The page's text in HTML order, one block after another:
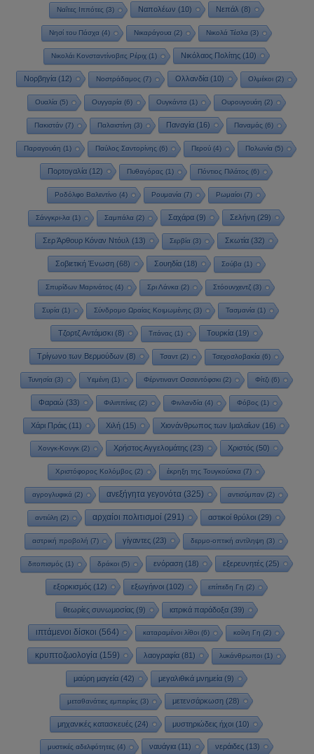
Ναΐτες Ιππότες (3) Ναπολέων (10) Νεπάλ (8)
Νησί του Πάσχα(4) Νικαράγουα(2) Νικολά Τέσλα(3)
Νικολάι Κονσταντίνοβιτς Ρέριχ(1) Νικόλαος Πολίτης(10)
Νορβηγία(12) Νοστράδαμος (7) Ολλανδία(10) Ολμέκοι(2)
Ουαλία(5) Ουγγαρία(6) Ουγκάντα(1) Ουρουγουάη (2)
Πακιστάν(7) Παλαιστίνη (3) Παναγία(16) Παναμάς (6)
Παραγουάη (1) Παύλος Σαντορίνης (6) Περού (4) Πολωνία (5)
Πορτογαλία (12) Πυθαγόρας (1) Πόντιος Πιλάτος (6)
Ροδόλφο Βαλεντίνο (4) Ρουμανία (7) Ρωμαίοι (7)
Σάνγκρι-λα (1) Σαμπάλα (2) Σαχάρα (9) Σελήνη (29)
Σερ Άρθουρ Κόναν Ντόυλ (13) Σερβία(3) Σκωτία(32)
Σοβιετική Ένωση(68) Σουηδία(18) Σούβα(1)
Σπυρίδων Μαρινάτος (4) Σρι Λάνκα (2) Στόουνχεντζ (3)
Συρία(1) Σύνδρομο Ωραίας Κοιμωμένης (3) Τασμανία(1)
Τζορτζ Αντάμσκι(8) Τιτάνας (1) Τουρκία(19)
Τρίγωνο των Βερμούδων (8) Τσαντ(2) Τσεχοσλοβακία(6)
Τυνησία(3) Υεμένη (1) Φέρντιναντ Οσσεντόφσκι(2) Φίτζι(6)
Φαραώ (33) Φιλιππίνες (2) Φινλανδία(4) Φόβος (1)
Χάρι Πράις (11) Χιλή (15) Χιονάνθρωπος των Ιμαλαΐων (16)
Χονγκ-Κονγκ(2) Χρήστος Αγγελομάτης(23) Χριστός(50)
Χριστόφορος Κολόμβος (2) έκρηξη της Τουγκούσκα (7)
αγρογλυφικά (2) ανεξήγητα γεγονότα (325) αντισύμπαν (2)
αντιύλη (2) αρχαίοι πολιτισμοί (291) αστικοί θρύλοι (29)
αστρική προβολή (7) γίγαντες (23) δερμο-οπτική αντίληψη (3)
διτοπισμός (1) δράκοι(5) ενόραση(18) εξερευνητές(25)
εξορκισμός(12) εξωγήινοι(102) επίπεδη Γη (2)
θεωρίες συνωμοσίας(9) ιατρικά παράδοξα(39)
ιπτάμενοι δίσκοι (564) καταραμένοι λίθοι (6) κοίλη Γη (2)
κρυπτοζωολογία(159) λαογραφία(81) λυκάνθρωποι(1)
μαύρη μαγεία(42) μεγαλιθικά μνημεία(9)
μεταθανάτιες εμπειρίες (3) μετενσάρκωση (28)
μηχανικές κατασκευές (24) μυστηριώδεις ήχοι (10)
μυστικές αδελφότητες (4) ναυάγια(11) νεράιδες(13)